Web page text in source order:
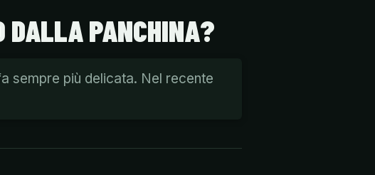
DALLA PANCHINA?
sempre più delicata. Nel recente